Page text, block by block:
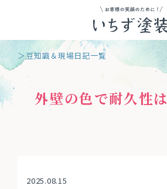
＞豆知識＆現場日記一覧
外壁の色で耐久性
2025.08.15